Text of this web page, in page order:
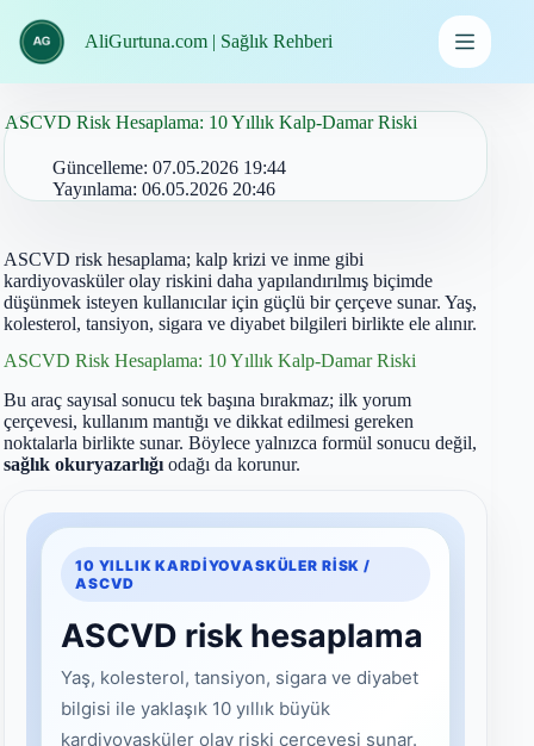
geç
AliGurtuna.com | Sağlık Rehberi
ASCVD Risk Hesaplama: 10 Yıllık Kalp-Damar Riski
Güncelleme: 07.05.2026 19:44
Yayınlama: 06.05.2026 20:46
ASCVD risk hesaplama; kalp krizi ve inme gibi
kardiyovasküler olay riskini daha yapılandırılmış biçimde
düşünmek isteyen kullanıcılar için güçlü bir çerçeve sunar. Yaş,
kolesterol, tansiyon, sigara ve diyabet bilgileri birlikte ele alınır.
ASCVD Risk Hesaplama: 10 Yıllık Kalp-Damar Riski
Bu araç sayısal sonucu tek başına bırakmaz; ilk yorum
çerçevesi, kullanım mantığı ve dikkat edilmesi gereken
noktalarla birlikte sunar. Böylece yalnızca formül sonucu değil,
sağlık okuryazarlığı odağı da korunur.